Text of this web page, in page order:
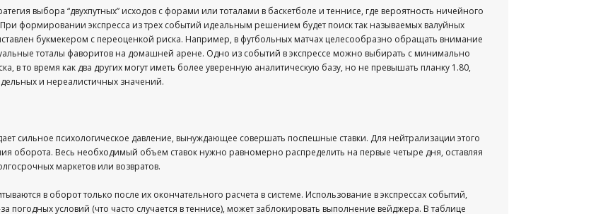
выбора “двухпутных” исходов с форами или тоталами в баскетболе и теннисе, где вероятность ничейного
формировании экспресса из трех событий идеальным решением будет поиск так называемых валуйных
букмекером с переоценкой риска. Например, в футбольных матчах целесообразно обращать внимание
тоталы фаворитов на домашней арене. Одно из событий в экспрессе можно выбирать с минимально
то время как два других могут иметь более уверенную аналитическую базу, но не превышать планку 1.80,
и нереалистичных значений.
сильное психологическое давление, вынуждающее совершать поспешные ставки. Для нейтрализации этого
оборота. Весь необходимый объем ставок нужно равномерно распределить на первые четыре дня, оставляя
маркетов или возвратов.
в оборот только после их окончательного расчета в системе. Использование в экспрессах событий,
погодных условий (что часто случается в теннисе), может заблокировать выполнение вейджера. В таблице